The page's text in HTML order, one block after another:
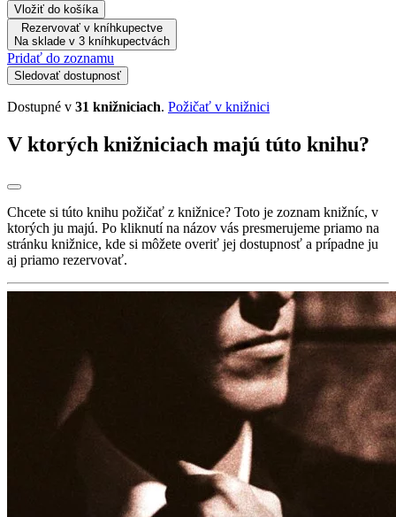
Vložiť do košíka
Rezervovať v kníhkupectve
Na sklade v 3 kníhkupectvách
Pridať do zoznamu
Sledovať dostupnosť
Dostupné v 31 knižniciach. Požičať v knižnici
V ktorých knižniciach majú túto knihu?
Chcete si túto knihu požičať z knižnice? Toto je zoznam knižníc, v
ktorých ju majú. Po kliknutí na názov vás presmerujeme priamo na
stránku knižnice, kde si môžete overiť jej dostupnosť a prípadne ju
aj priamo rezervovať.